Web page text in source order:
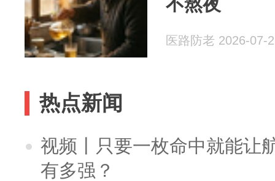
医路防老 2026-07-
热点新闻
视频丨只要一枚命中就能让
有多强？